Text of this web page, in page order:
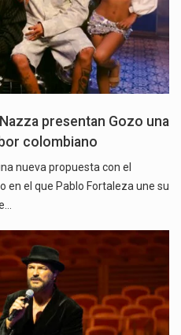
presentan Gozo una
colombiano
nueva propuesta con el
en el que Pablo Fortaleza une su